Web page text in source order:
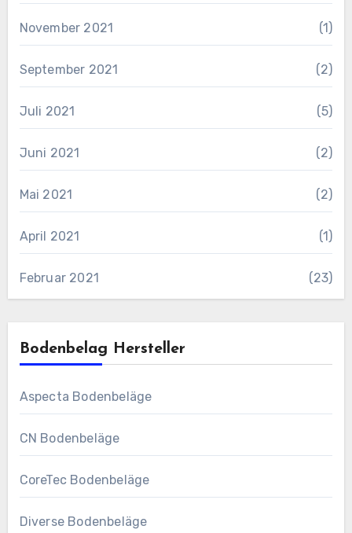
November 2021 (1)
September 2021 (2)
Juli 2021 (5)
Juni 2021 (2)
Mai 2021 (2)
April 2021 (1)
Februar 2021 (23)
Bodenbelag Hersteller
Aspecta Bodenbeläge
CN Bodenbeläge
CoreTec Bodenbeläge
Diverse Bodenbeläge